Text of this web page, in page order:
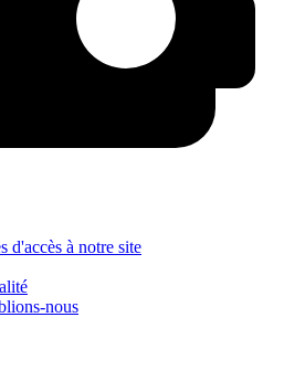
d'accès à notre site
nous